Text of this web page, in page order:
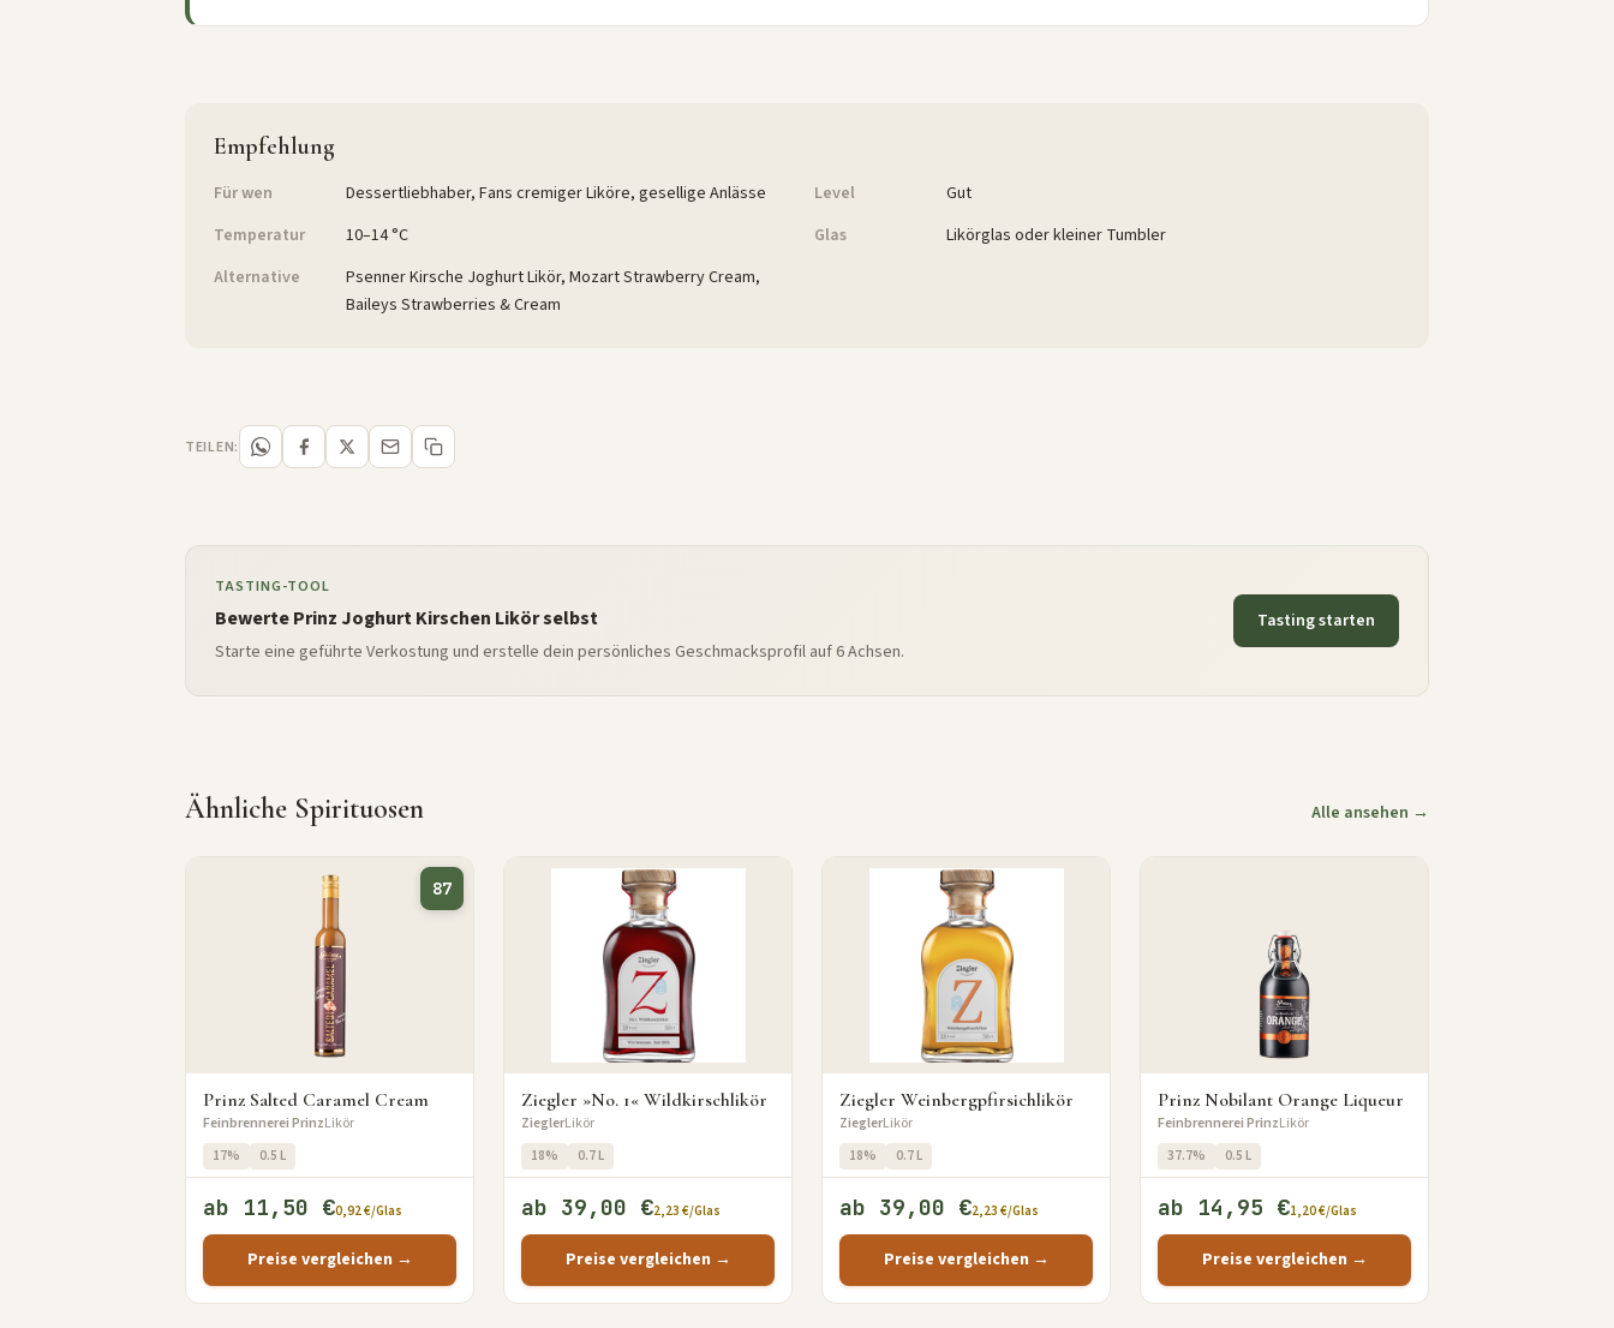
Empfehlung
Für wen Dessertliebhaber, Fans cremiger Liköre, gesellige Anlässe Level
Gut
Temperatur
10–14 °C Glas
Likörglas oder kleiner Tumbler
Alternative
Psenner Kirsche Joghurt Likör, Mozart Strawberry Cream,
Baileys Strawberries & Cream
TEILEN:
TASTING-TOOL
Bewerte Prinz Joghurt Kirschen Likör selbst
Starte eine geführte Verkostung und erstelle dein persönliches Geschmacksprofil auf 6 Achsen.
Tasting starten
Ähnliche Spirituosen Alle ansehen →
87
Prinz Salted Caramel Cream
Feinbrennerei PrinzLikör
17% 0.5 L
ab 11,50 €0,92 €/Glas
Preise vergleichen →
Ziegler »No. 1« Wildkirschlikör
ZieglerLikör
18% 0.7 L
ab 39,00 €2,23 €/Glas
Preise vergleichen →
Ziegler Weinbergpfirsichlikör
ZieglerLikör
18% 0.7 L
ab 39,00 €2,23 €/Glas
Preise vergleichen →
Prinz Nobilant Orange Liqueur
Feinbrennerei PrinzLikör
37.7% 0.5 L
ab 14,95 €1,20 €/Glas
Preise vergleichen →